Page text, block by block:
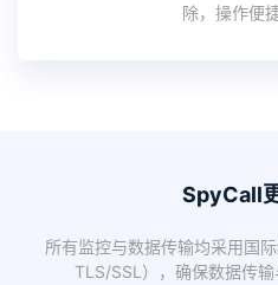
除，操作便
SpyCall
所有监控与数据传输均采用国
TLS/SSL），确保数据传输